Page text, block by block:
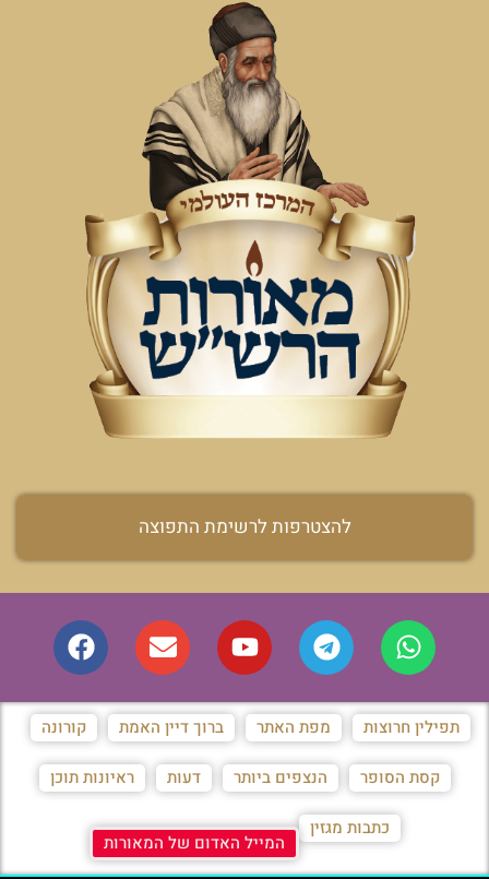
להצטרפות לרשימת התפוצה
תפילין חרוצות מפת האתר ברוך דיין האמת קורונה
קסת הסופר הנצפים ביותר דעות ראיונות תוכן
כתבות מגזין
המייל האדום של המאורות